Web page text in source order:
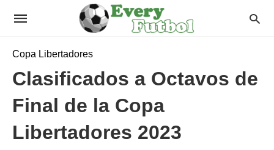
Copa Libertadores
Clasificados a Octavos de
Final de la Copa
Libertadores 2023